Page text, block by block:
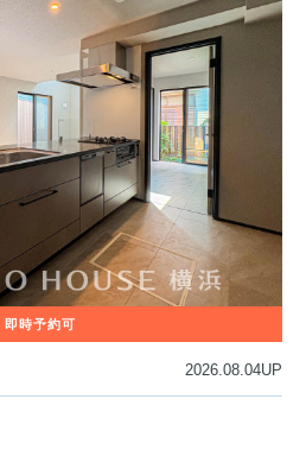
2026.08.04UP